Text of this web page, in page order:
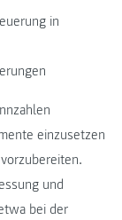
in
einzusetzen
und
bei der